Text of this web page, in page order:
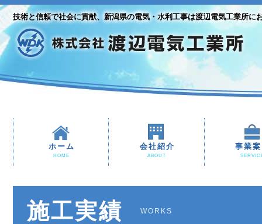
技術と信頼で社会に貢献、新潟県の電気・水利工事は渡辺電気工業所に
ホーム
HOME
会社紹介
ABOUT
事業
施工実績 WORKS